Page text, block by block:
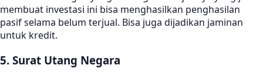
membuat investasi ini bisa menghasilkan penghasilan
pasif selama belum terjual. Bisa juga dijadikan jaminan
untuk kredit.
5. Surat Utang Negara